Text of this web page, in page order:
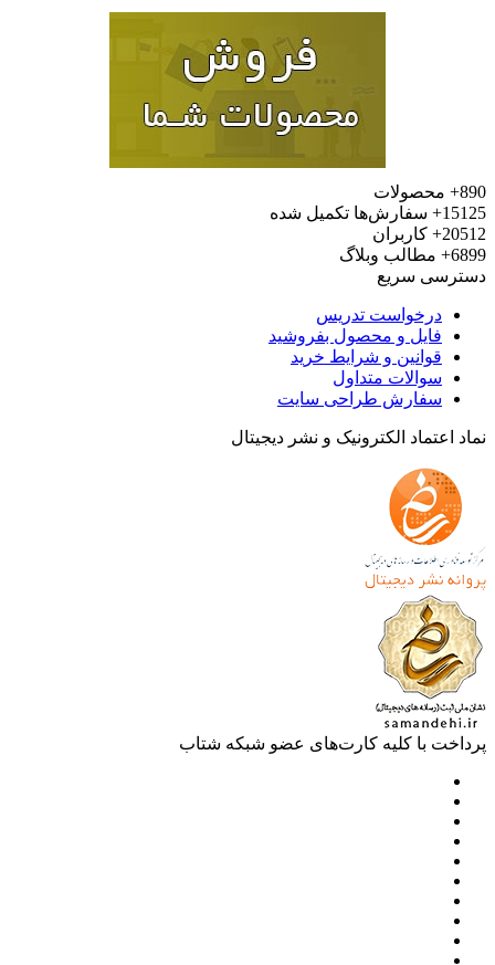
محصولات
سفارش‌ها تکمیل شده
کاربران
مطالب وبلاگ
سریع
درخواست تدریس
فایل و محصول بفروشید
قوانین و شرایط خرید
سوالات متداول
سفارش طراحی سایت
اعتماد الکترونیک و نشر دیجیتال
با کلیه کارت‌های عضو شبکه شتاب